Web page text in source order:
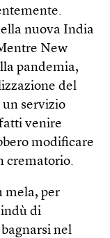
nuova India
New
pandemia,
del
servizio
venire
modificare
crematorio.
mela, per
di
nel